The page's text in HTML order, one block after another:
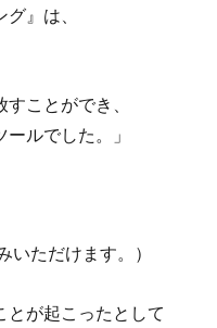
』は、
ことができ、
ルでした。」
いただけます。）
とが起こったとして